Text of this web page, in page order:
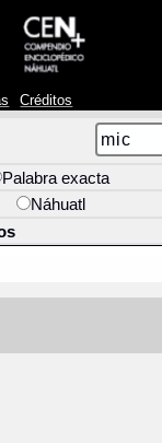
Créditos
Palabra exacta
Náhuatl